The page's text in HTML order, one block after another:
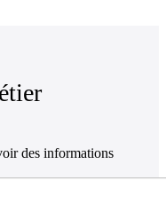
des informations